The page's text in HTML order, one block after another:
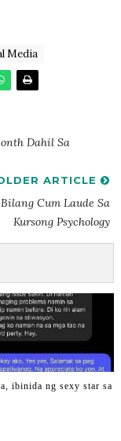
Media
Dahil Sa
ARTICLE
Cum Laude Sa
Kursong Psychology
ibinida ng sexy star sa